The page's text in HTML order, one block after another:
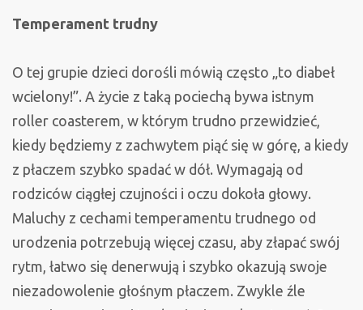
Temperament trudny
O tej grupie dzieci dorośli mówią często „to diabeł
wcielony!”. A życie z taką pociechą bywa istnym
roller coasterem, w którym trudno przewidzieć,
kiedy będziemy z zachwytem piąć się w górę, a kiedy
z płaczem szybko spadać w dół. Wymagają od
rodziców ciągłej czujności i oczu dokoła głowy.
Maluchy z cechami temperamentu trudnego od
urodzenia potrzebują więcej czasu, aby złapać swój
rytm, łatwo się denerwują i szybko okazują swoje
niezadowolenie głośnym płaczem. Zwykle źle